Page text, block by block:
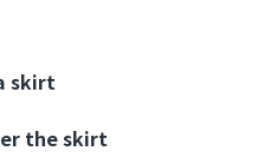
skirt
the skirt